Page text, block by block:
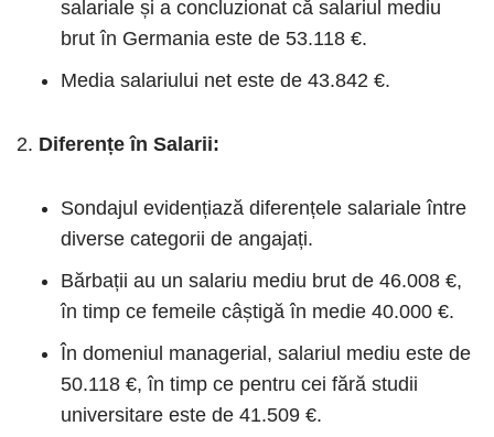
salariale și a concluzionat că salariul mediu
brut în Germania este de 53.118 €.
Media salariului net este de 43.842 €.
Diferențe în Salarii:
Sondajul evidențiază diferențele salariale între
diverse categorii de angajați.
Bărbații au un salariu mediu brut de 46.008 €,
în timp ce femeile câștigă în medie 40.000 €.
În domeniul managerial, salariul mediu este de
50.118 €, în timp ce pentru cei fără studii
universitare este de 41.509 €.